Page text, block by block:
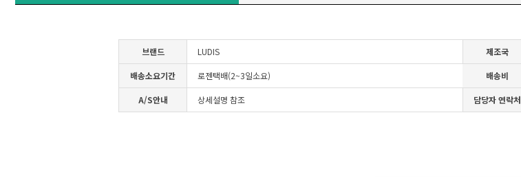
브랜드 LUDIS 제조국
배송소요기간 로젠택배(2~3일소요) 배송비
A/S안내 상세설명 참조 담당자 연락처